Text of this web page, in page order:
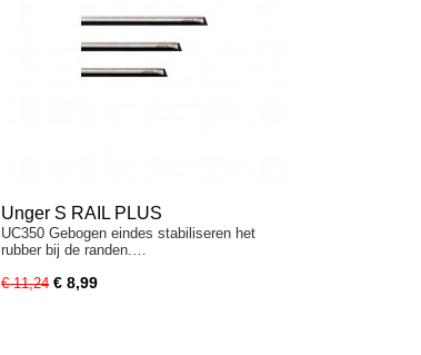
Unger S RAIL PLUS
UC350 Gebogen eindes stabiliseren het
rubber bij de randen.…
€ 11,24 € 8,99